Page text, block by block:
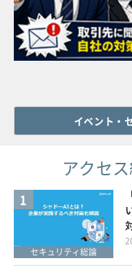
イベント・
アクセ
1
セキュリティ総論